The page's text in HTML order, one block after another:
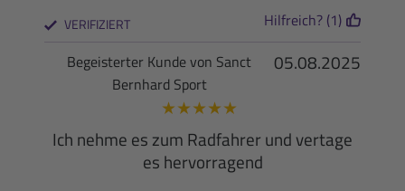
VERIFIZIERT Hilfreich? (1)
05.08.2025
Begeisterter Kunde von Sanct
Bernhard Sport
★★★★★
Ich nehme es zum Radfahrer und vertage
es hervorragend